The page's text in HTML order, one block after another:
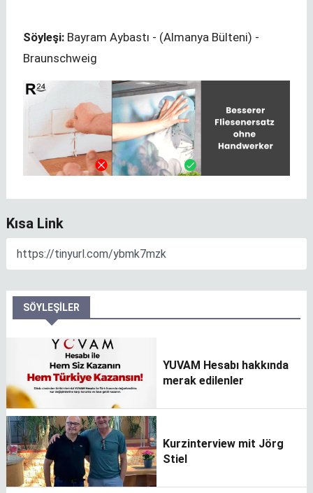
Söyleşi: Bayram Aybastı - (Almanya Bülteni) -
Braunschweig
Kısa Link
SÖYLEŞILER
YUVAM Hesabı hakkında
merak edilenler
Kurzinterview mit Jörg
Stiel